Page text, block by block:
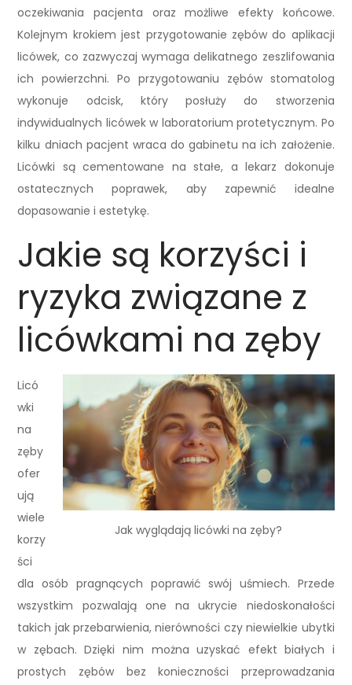
oczekiwania pacjenta oraz możliwe efekty końcowe.
Kolejnym krokiem jest przygotowanie zębów do aplikacji
licówek, co zazwyczaj wymaga delikatnego zeszlifowania
ich powierzchni. Po przygotowaniu zębów stomatolog
wykonuje odcisk, który posłuży do stworzenia
indywidualnych licówek w laboratorium protetycznym. Po
kilku dniach pacjent wraca do gabinetu na ich założenie.
Licówki są cementowane na stałe, a lekarz dokonuje
ostatecznych poprawek, aby zapewnić idealne
dopasowanie i estetykę.
Jakie są korzyści i
ryzyka związane z
licówkami na zęby
Jak wyglądają licówki na zęby?
Licó
wki
na
zęby
ofer
ują
wiele
korzy
ści
dla osób pragnących poprawić swój uśmiech. Przede
wszystkim pozwalają one na ukrycie niedoskonałości
takich jak przebarwienia, nierówności czy niewielkie ubytki
w zębach. Dzięki nim można uzyskać efekt białych i
prostych zębów bez konieczności przeprowadzania